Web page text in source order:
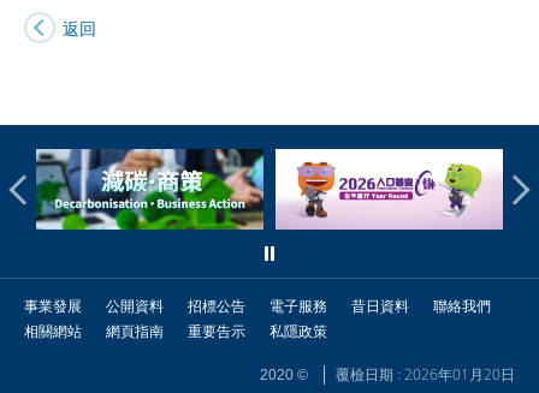
返回
事業發展 公開資料 招標公告 電子服務 昔日資料
聯絡我們
相關網站
網頁指南 重要告示 私隱政策
2020 © 覆檢日期 : 2026年01月20日